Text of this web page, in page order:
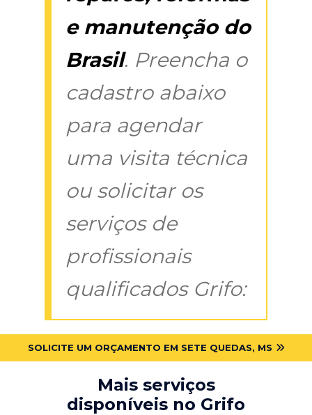
e manutenção do
Brasil. Preencha o
cadastro abaixo
para agendar
uma visita técnica
ou solicitar os
serviços de
profissionais
qualificados Grifo:
SOLICITE UM ORÇAMENTO EM SETE QUEDAS, MS
Mais serviços
disponíveis no Grifo